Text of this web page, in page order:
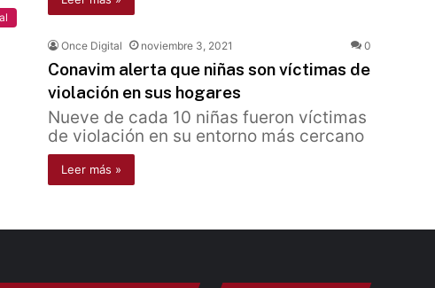
Once Digital noviembre 3, 2021 0
Conavim alerta que niñas son víctimas de
violación en sus hogares
Nueve de cada 10 niñas fueron víctimas
de violación en su entorno más cercano
Leer más »